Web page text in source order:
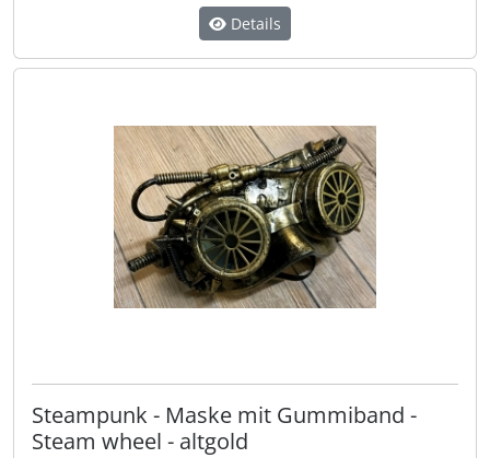
Details
Steampunk - Maske mit Gummiband -
Steam wheel - altgold